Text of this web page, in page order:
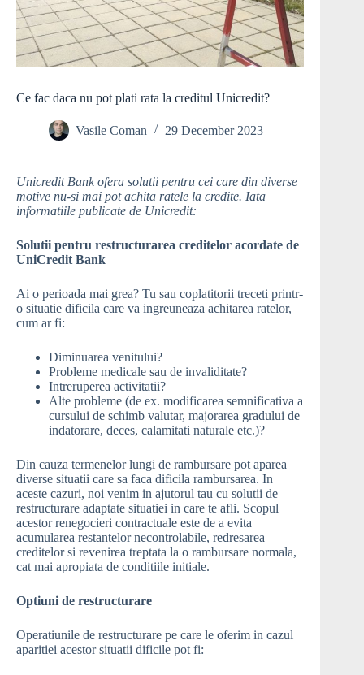
Ce fac daca nu pot plati rata la creditul Unicredit?
Vasile Coman 29 December 2023
Unicredit Bank ofera solutii pentru cei care din diverse
motive nu-si mai pot achita ratele la credite. Iata
informatiile publicate de Unicredit:
Solutii pentru restructurarea creditelor acordate de
UniCredit Bank
Ai o perioada mai grea? Tu sau coplatitorii treceti printr-
o situatie dificila care va ingreuneaza achitarea ratelor,
cum ar fi:
Diminuarea venitului?
Probleme medicale sau de invaliditate?
Intreruperea activitatii?
Alte probleme (de ex. modificarea semnificativa a
cursului de schimb valutar, majorarea gradului de
indatorare, deces, calamitati naturale etc.)?
Din cauza termenelor lungi de rambursare pot aparea
diverse situatii care sa faca dificila rambursarea. In
aceste cazuri, noi venim in ajutorul tau cu solutii de
restructurare adaptate situatiei in care te afli. Scopul
acestor renegocieri contractuale este de a evita
acumularea restantelor necontrolabile, redresarea
creditelor si revenirea treptata la o rambursare normala,
cat mai apropiata de conditiile initiale.
Optiuni de restructurare
Operatiunile de restructurare pe care le oferim in cazul
aparitiei acestor situatii dificile pot fi: